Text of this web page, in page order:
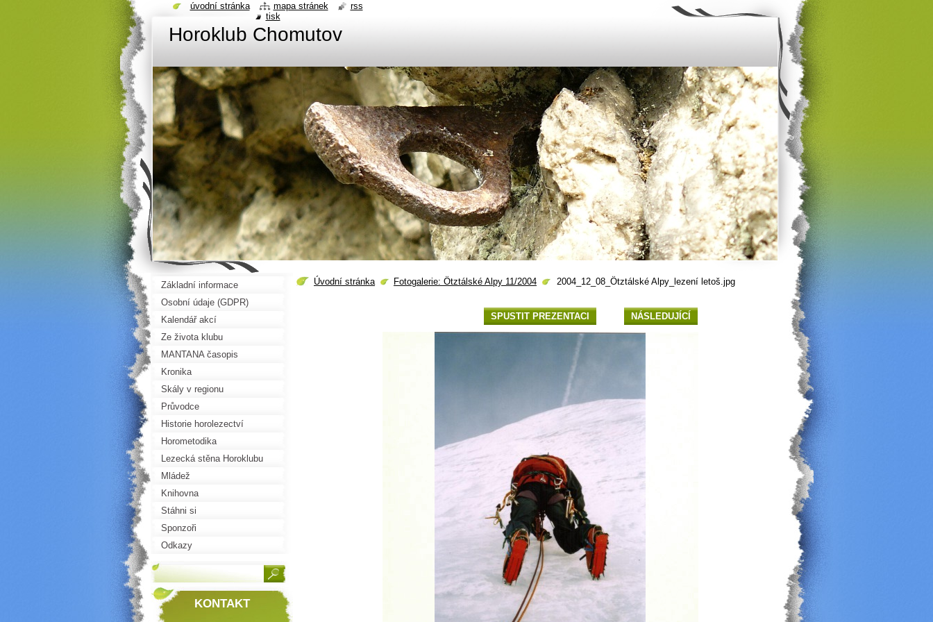
Horoklub Chomutov
Úvodní stránka Fotogalerie: Ötztálské Alpy 11/2004 2004_12_08_Ötztálské Alpy_lezení letoš.jpg
SPUSTIT PREZENTACI NÁSLEDUJÍCÍ
Základní informace
Osobní údaje (GDPR)
Kalendář akcí
Ze života klubu
MANTANA časopis
Kronika
Skály v regionu
Průvodce
Historie horolezectví
Horometodika
Lezecká stěna Horoklubu
Mládež
Knihovna
Stáhni si
Sponzoři
Odkazy
KONTAKT
úvodní stránka mapa stránek
rss
tisk